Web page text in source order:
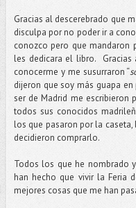
Gracias al descerebrado que
disculpa por no poder ir a
conozco pero que mandaron
les dedicara el libro. Gracias
conocerme y me susurraron “
dijeron que soy más guapa
ser de Madrid me escribieron
todos sus conocidos
los que pasaron por la
decidieron comprarlo.
Todos los que he nombrado
han hecho que vivir la Feria
mejores cosas que me han